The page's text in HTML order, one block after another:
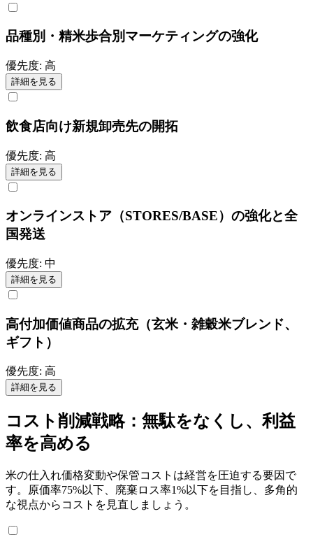
品種別・精米歩合別マーケティングの強化
優先度: 高
詳細を見る
飲食店向け新規卸売先の開拓
優先度: 高
詳細を見る
オンラインストア（STORES/BASE）の強化と全
国発送
優先度: 中
詳細を見る
高付加価値商品の拡充（玄米・雑穀米ブレンド、
ギフト）
優先度: 高
詳細を見る
コスト削減戦略：無駄をなくし、利益
率を高める
米の仕入れ価格変動や保管コストは経営を圧迫する要因で
す。原価率75%以下、廃棄ロス率1%以下を目指し、多角的
な視点からコストを見直しましょう。